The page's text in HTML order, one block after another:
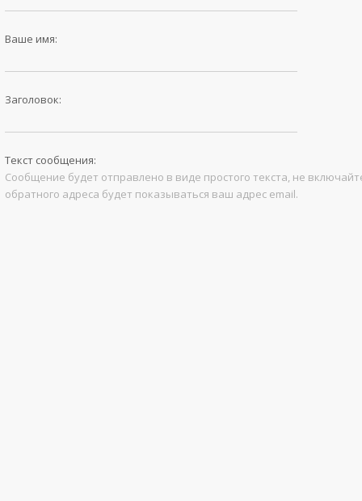
Ваше имя:
Заголовок:
Текст сообщения:
Сообщение будет отправлено в виде простого текста, не
обратного адреса будет показываться ваш адрес email.